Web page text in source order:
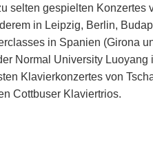
selten gespielten Konzertes
in Leipzig, Berlin,
in Spanien (Girona
Normal University
Klavierkonzertes von
Cottbuser Klaviertrios.